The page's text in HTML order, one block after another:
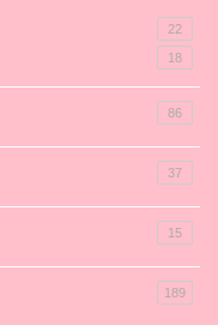
22
18
86
37
15
189